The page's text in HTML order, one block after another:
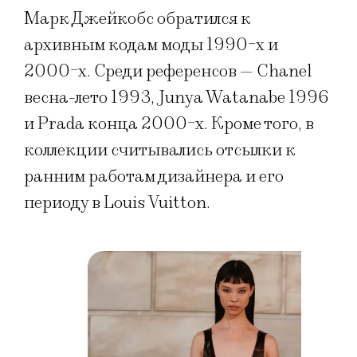
Марк Джейкобс обратился к
архивным кодам моды 1990-х и
2000-х. Среди референсов — Chanel
весна-лето 1993, Junya Watanabe 1996
и Prada конца 2000-х. Кроме того, в
коллекции считывались отсылки к
ранним работам дизайнера и его
периоду в Louis Vuitton.